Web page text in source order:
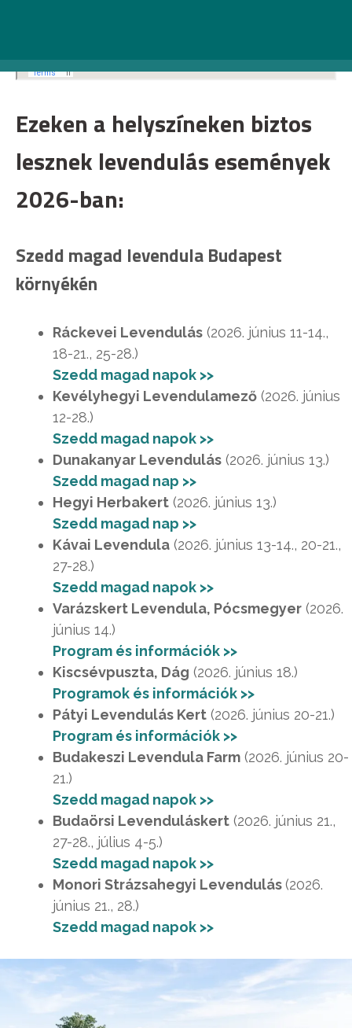
Ezeken a helyszíneken biztos
lesznek levendulás események
2026-ban:
Szedd magad levendula Budapest
környékén
Ráckevei Levendulás (2026. június 11-14.,
18-21., 25-28.)
Szedd magad napok >>
Kevélyhegyi Levendulamező (2026. június
12-28.)
Szedd magad napok >>
Dunakanyar Levendulás (2026. június 13.)
Szedd magad nap >>
Hegyi Herbakert (2026. június 13.)
Szedd magad nap >>
Kávai Levendula (2026. június 13-14., 20-21.,
27-28.)
Szedd magad napok >>
Varázskert Levendula, Pócsmegyer (2026.
június 14.)
Program és információk >>
Kiscsévpuszta, Dág (2026. június 18.)
Programok és információk >>
Pátyi Levendulás Kert (2026. június 20-21.)
Program és információk >>
Budakeszi Levendula Farm (2026. június 20-
21.)
Szedd magad napok >>
Budaörsi Levenduláskert (2026. június 21.,
27-28., július 4-5.)
Szedd magad napok >>
Monori Strázsahegyi Levendulás(2026.
június 21., 28.)
Szedd magad napok >>